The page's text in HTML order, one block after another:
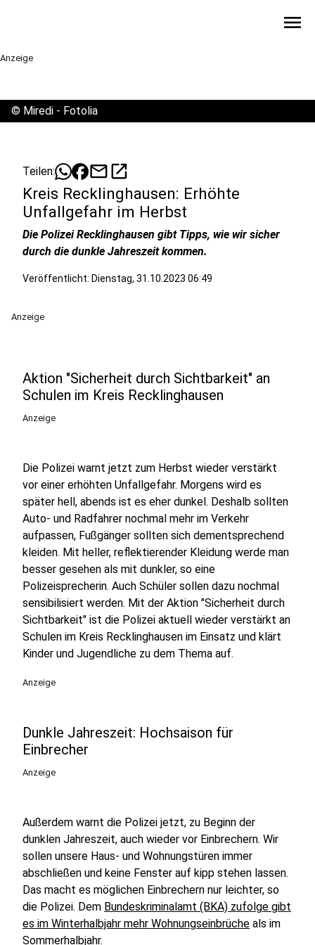
menu
Anzeige
© Miredi - Fotolia
Teilen: mailopen_in_new
Kreis Recklinghausen: Erhöhte
Unfallgefahr im Herbst
Die Polizei Recklinghausen gibt Tipps, wie wir sicher
durch die dunkle Jahreszeit kommen.
Veröffentlicht: Dienstag, 31.10.2023 06:49
Anzeige
Aktion "Sicherheit durch Sichtbarkeit" an
Schulen im Kreis Recklinghausen
Anzeige
Die Polizei warnt jetzt zum Herbst wieder verstärkt
vor einer erhöhten Unfallgefahr. Morgens wird es
später hell, abends ist es eher dunkel. Deshalb sollten
Auto- und Radfahrer nochmal mehr im Verkehr
aufpassen, Fußgänger sollten sich dementsprechend
kleiden. Mit heller, reflektierender Kleidung werde man
besser gesehen als mit dunkler, so eine
Polizeisprecherin. Auch Schüler sollen dazu nochmal
sensibilisiert werden. Mit der Aktion "Sicherheit durch
Sichtbarkeit" ist die Polizei aktuell wieder verstärkt an
Schulen im Kreis Recklinghausen im Einsatz und klärt
Kinder und Jugendliche zu dem Thema auf.
Anzeige
Dunkle Jahreszeit: Hochsaison für
Einbrecher
Anzeige
Außerdem warnt die Polizei jetzt, zu Beginn der
dunklen Jahreszeit, auch wieder vor Einbrechern. Wir
sollen unsere Haus- und Wohnungstüren immer
abschließen und keine Fenster auf kipp stehen lassen.
Das macht es möglichen Einbrechern nur leichter, so
die Polizei. Dem Bundeskriminalamt (BKA) zufolge gibt
es im Winterhalbjahr mehr Wohnungseinbrüche als im
Sommerhalbjahr.